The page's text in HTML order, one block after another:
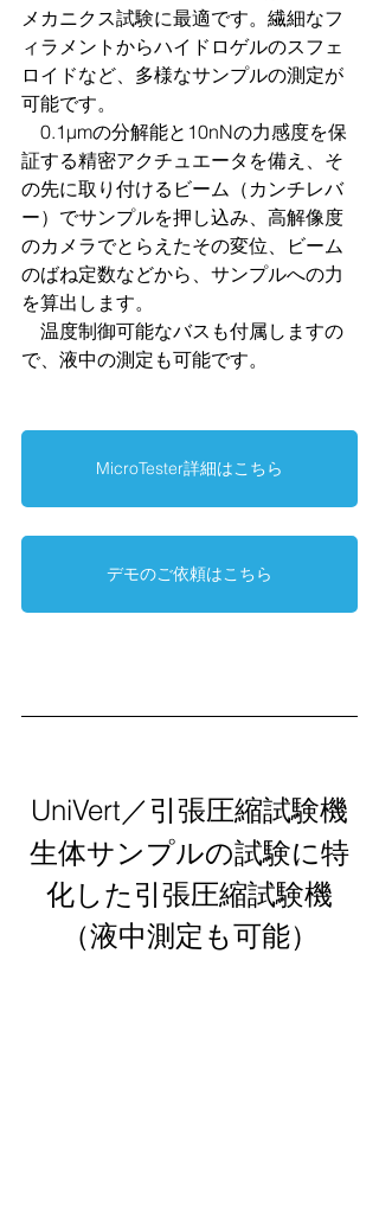
メカニクス試験に最適です。繊細なフ
ィラメントからハイドロゲルのスフェ
ロイドなど、多様なサンプルの測定が
可能です。
0.1μmの分解能と10nNの力感度を保
証する精密アクチュエータを備え、そ
の先に取り付けるビーム（カンチレバ
ー）でサンプルを押し込み、高解像度
のカメラでとらえたその変位、ビーム
のばね定数などから、サンプルへの力
を算出します。
温度制御可能なバスも付属しますの
で、液中の測定も可能です。
MicroTester詳細はこちら
デモのご依頼はこちら
UniVert／引張圧縮試験機
生体サンプルの試験に特
化した引張圧縮試験機
（液中測定も可能）